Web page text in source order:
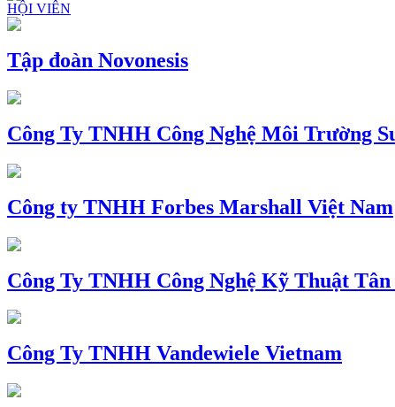
HỘI VIÊN
Tập đoàn Novonesis
Công Ty TNHH Công Nghệ Môi Trường
Công ty TNHH Forbes Marshall Việt Nam
Công Ty TNHH Công Nghệ Kỹ Thuật
Công Ty TNHH Vandewiele Vietnam